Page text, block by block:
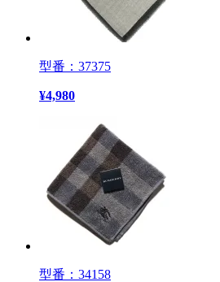
型番：37375
¥4,980
型番：34158